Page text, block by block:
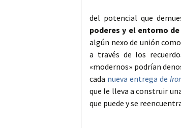
del potencial que
poderes y el entorno
algún nexo de unión
a través de los
«modernos» podrían
cada nueva entrega de
que le lleva a construir
que puede y se